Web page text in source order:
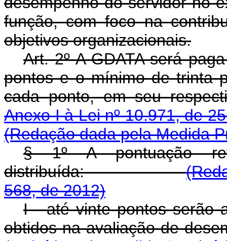
função, com foco na
objetivos organizacionais.
Art. 2º A GDATA será
pontos e o mínimo de trinta
cada ponto, em seu
Anexo I à Lei nº 10.971, de
(Redação dada pela Medida
§ 1º A pontuação
distribuída:
568, de 2012)
I - até vinte pontos serão
obtidos na avaliação de